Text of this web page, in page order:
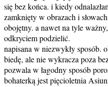
się bez końca. i kiedy
zamknięty w obrazach i
obojętny. a nawet na tyle
odkryciem podzielić.
napisana w niezwykły sposób.
biedę, ale nie wykracza poza
pozwala w łagodny sposób
bohaterką jest pięcioletnia